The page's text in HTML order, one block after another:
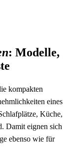
: Modelle,
kompakten
eines
Küche,
Damit eignen sich
ebenso wie für